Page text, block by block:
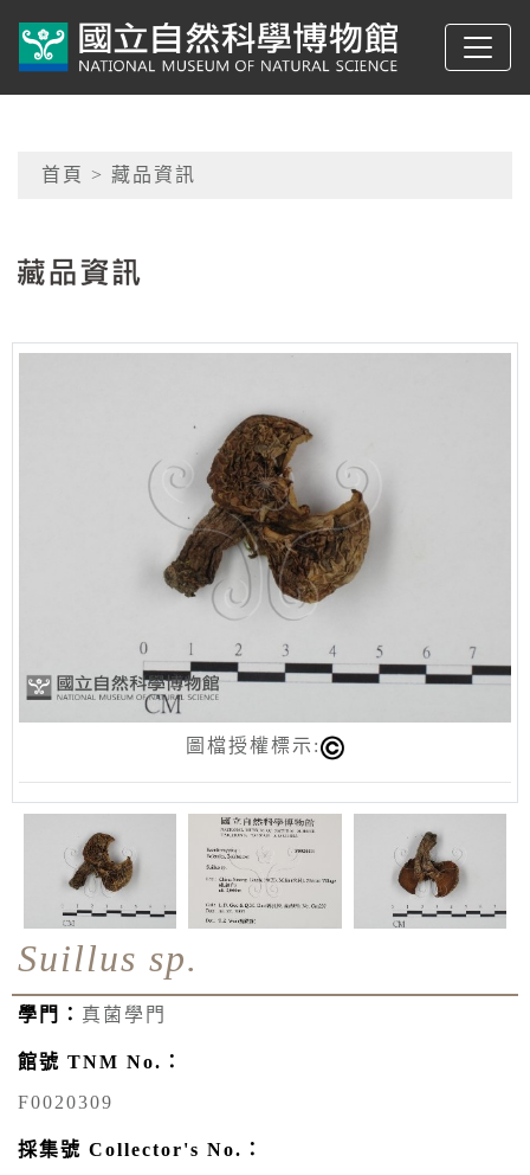
典藏網-國立自然科學
網頁導覽
首頁 > 藏品資訊
圖檔授權標示:
Suillus sp.
學門： 真菌學門
館號 TNM No.：
F0020309
採集號 Collector's No.：